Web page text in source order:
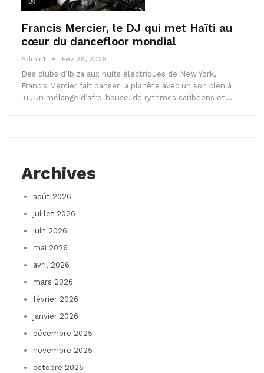
Francis Mercier, le DJ qui met Haïti au
cœur du dancefloor mondial
Admin1 Fév 26, 2026
Des clubs d’Ibiza aux nuits électriques de New York,
Francis Mercier fait danser la planète avec un son bien à
lui, un mélange d’afro-house, de rythmes caribéens et…
Archives
août 2026
juillet 2026
juin 2026
mai 2026
avril 2026
mars 2026
février 2026
janvier 2026
décembre 2025
novembre 2025
octobre 2025